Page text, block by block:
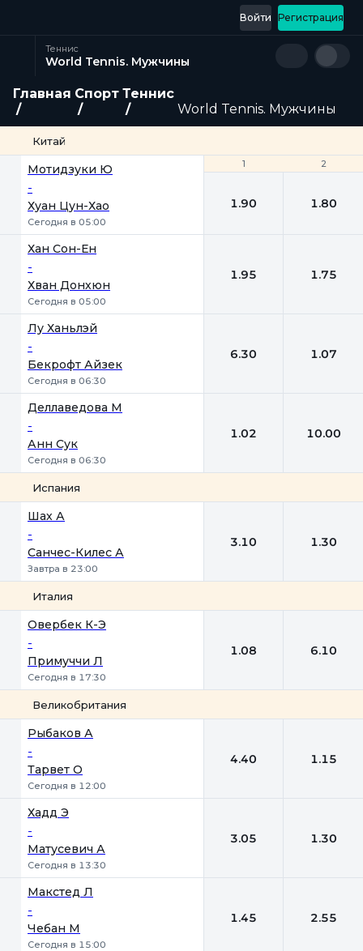
Регистрация
Войти
Теннис
World Tennis. Мужчины
Главная Спорт Теннис
World Tennis. Мужчины
Китай
1 2
Мотидзуки Ю
-
Хуан Цун-Хао
Сегодня в 05:00
1 2
1.90 1.80
Хан Сон-Ен
-
Хван Донхюн
Сегодня в 05:00
1.95 1.75
Лу Ханьлэй
-
Бекрофт Айзек
Сегодня в 06:30
6.30 1.07
Деллаведова М
-
Анн Сук
Сегодня в 06:30
1.02 10.00
Испания
Шах А
-
Санчес-Килес А
Завтра в 23:00
3.10 1.30
Италия
Овербек К-Э
-
Примуччи Л
Сегодня в 17:30
1.08 6.10
Великобритания
Рыбаков А
-
Тарвет О
Сегодня в 12:00
4.40 1.15
Хадд Э
-
Матусевич А
Сегодня в 13:30
3.05 1.30
Макстед Л
-
Чебан М
Сегодня в 15:00
1.45 2.55